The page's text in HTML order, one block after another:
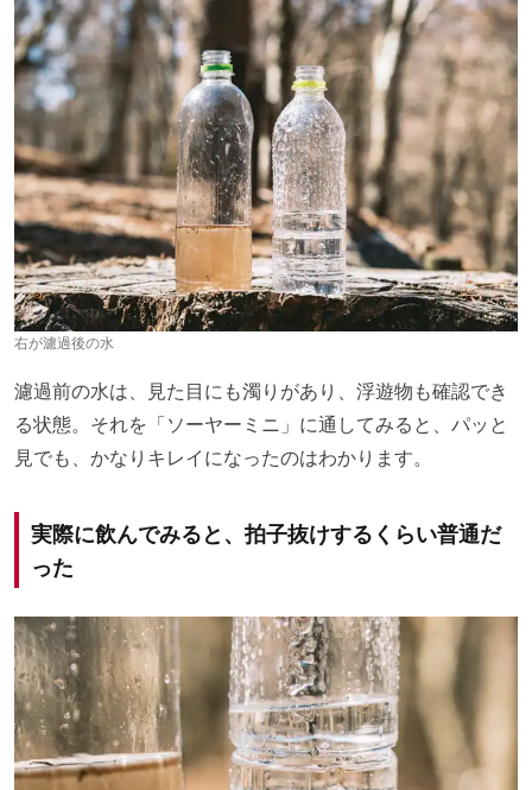
右が濾過後の水
濾過前の水は、見た目にも濁りがあり、浮遊物も確認でき
る状態。それを「ソーヤーミニ」に通してみると、パッと
見でも、かなりキレイになったのはわかります。
実際に飲んでみると、拍子抜けするくらい普通だ
った